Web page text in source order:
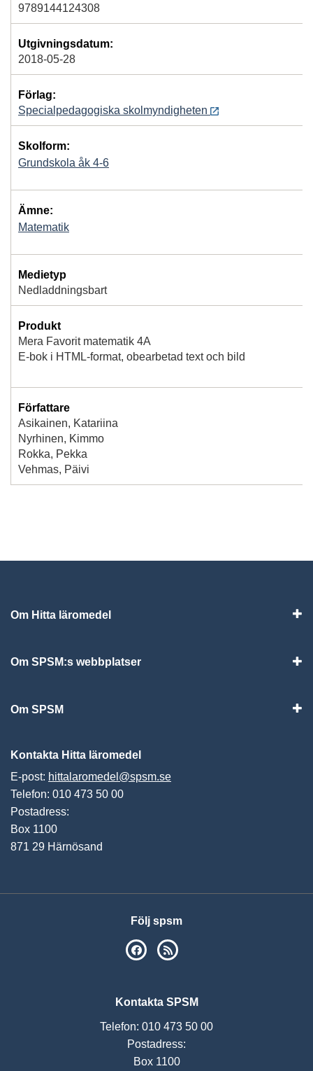
9789144124308
Utgivningsdatum:
2018-05-28
Förlag:
Specialpedagogiska skolmyndigheten
Skolform:
Grundskola åk 4-6
Ämne:
Matematik
Medietyp
Nedladdningsbart
Produkt
Mera Favorit matematik 4A
E-bok i HTML-format, obearbetad text och bild
Författare
Asikainen, Katariina
Nyrhinen, Kimmo
Rokka, Pekka
Vehmas, Päivi
Om Hitta läromedel
Om SPSM:s webbplatser
Om SPSM
Kontakta Hitta läromedel
E-post: hittalaromedel@spsm.se
Telefon: 010 473 50 00
Postadress:
Box 1100
871 29 Härnösand
Följ spsm
SPSM på Facebook
Kontakta SPSM
Telefon: 010 473 50 00
Postadress:
Box 1100